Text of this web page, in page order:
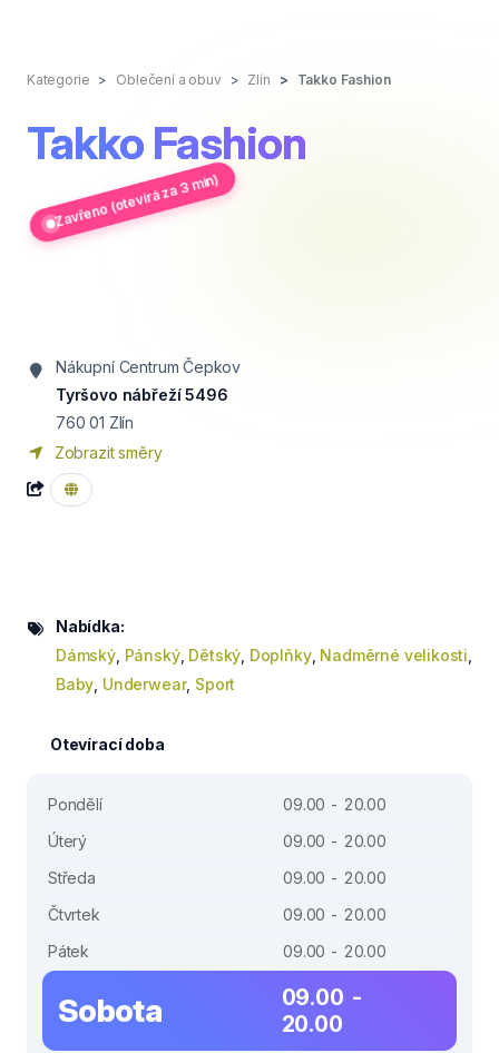
Kategorie Oblečení a obuv Zlín Takko Fashion
Takko Fashion
Zavřeno (otevírá za 3 min)
Nákupní Centrum Čepkov
Tyršovo nábřeží 5496
760 01 Zlín
Zobrazit směry
Nabídka:
Dámský, Pánský, Dětský Doplňky, Nadměrné velikosti
Baby Underwear, Sport
Otevírací doba
Pondělí
09.00 - 20.00
Úterý
09.00 - 20.00
Středa
09.00 - 20.00
Čtvrtek
09.00 - 20.00
Pátek
09.00 - 20.00
Sobota
09.00 -
20.00